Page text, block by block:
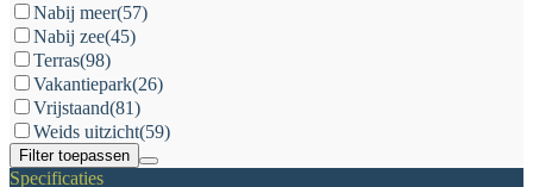
Nabij meer(57)
Nabij zee(45)
Terras(98)
Vakantiepark(26)
Vrijstaand(81)
Weids uitzicht(59)
Filter toepassen
Specificaties